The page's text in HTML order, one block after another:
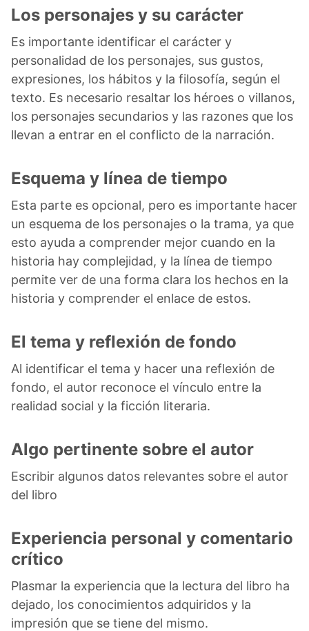
Los personajes y su carácter
Es importante identificar el carácter y
personalidad de los personajes, sus gustos,
expresiones, los hábitos y la filosofía, según el
texto. Es necesario resaltar los héroes o villanos,
los personajes secundarios y las razones que los
llevan a entrar en el conflicto de la narración.
Esquema y línea de tiempo
Esta parte es opcional, pero es importante hacer
un esquema de los personajes o la trama, ya que
esto ayuda a comprender mejor cuando en la
historia hay complejidad, y la línea de tiempo
permite ver de una forma clara los hechos en la
historia y comprender el enlace de estos.
El tema y reflexión de fondo
Al identificar el tema y hacer una reflexión de
fondo, el autor reconoce el vínculo entre la
realidad social y la ficción literaria.
Algo pertinente sobre el autor
Escribir algunos datos relevantes sobre el autor
del libro
Experiencia personal y comentario
crítico
Plasmar la experiencia que la lectura del libro ha
dejado, los conocimientos adquiridos y la
impresión que se tiene del mismo.